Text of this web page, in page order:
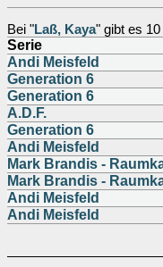
Bei "Laß, Kaya" gibt es
Serie
Andi Meisfeld
Generation 6
Generation 6
A.D.F.
Generation 6
Andi Meisfeld
Mark Brandis -
Mark Brandis -
Andi Meisfeld
Andi Meisfeld